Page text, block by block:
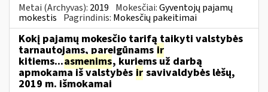
Metai (Archyvas): 2019 Mokesčiai:Gyventojų pajamų
mokestis Pagrindinis: Mokesčių pakeitimai
Kokį pajamų mokesčio tarifą taikyti valstybės
tarnautojams, pareigūnams ir
kitiems...asmenims, kuriems už darbą
apmokama iš valstybės ir savivaldybės lėšų,
2019 m. išmokamai